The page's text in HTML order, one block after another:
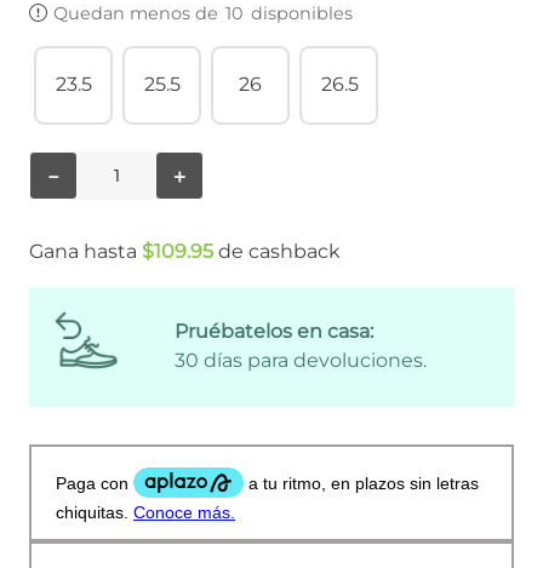
Quedan menos de 10 disponibles
23.5 25.5 26 26.5
＋
－
Gana hasta $109.95 de cashback
Pruébatelos en casa:
30 días para devoluciones.